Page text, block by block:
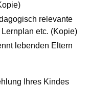
relevante
etc. (Kopie)
lebenden Eltern
Ihres Kindes